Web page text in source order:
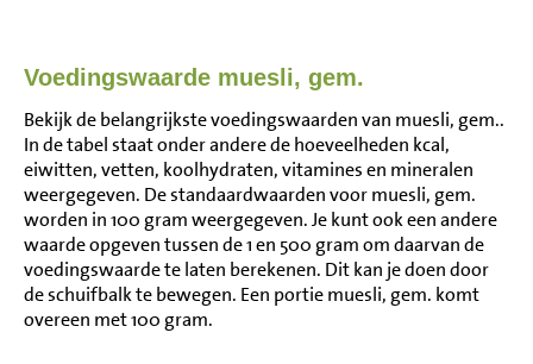
Voedingswaarde muesli, gem.
Bekijk de belangrijkste voedingswaarden van muesli, gem..
In de tabel staat onder andere de hoeveelheden kcal,
eiwitten, vetten, koolhydraten, vitamines en mineralen
weergegeven. De standaardwaarden voor muesli, gem.
worden in 100 gram weergegeven. Je kunt ook een andere
waarde opgeven tussen de 1 en 500 gram om daarvan de
voedingswaarde te laten berekenen. Dit kan je doen door
de schuifbalk te bewegen. Een portie muesli, gem. komt
overeen met 100 gram.